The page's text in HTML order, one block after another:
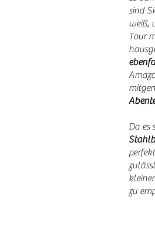
sind
weiß,
Tour
Da es
zu